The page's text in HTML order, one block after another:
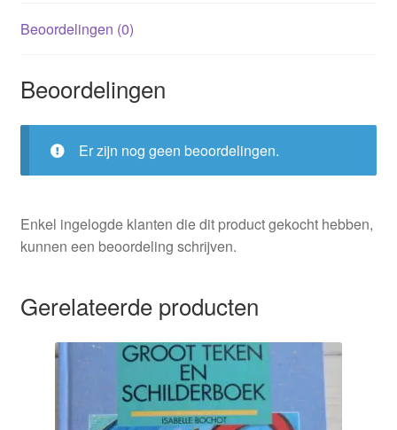
in)
Beoordelingen (0)
Beoordelingen
Er zijn nog geen beoordelingen.
Enkel ingelogde klanten die dit product gekocht hebben,
kunnen een beoordeling schrijven.
Gerelateerde producten